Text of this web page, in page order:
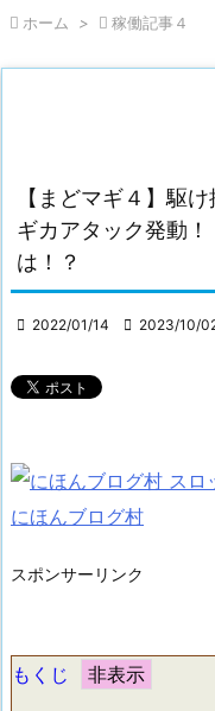
 ホーム >  稼働記事４
【まどマギ４】駆
ギカアタック発動
は！？
 2022/01/14  2023/10/
にほんブログ村
スポンサーリンク
もくじ